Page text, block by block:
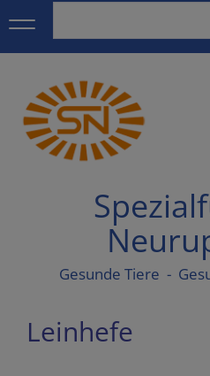
zum
Gesunde Tiere -
Leinhefe